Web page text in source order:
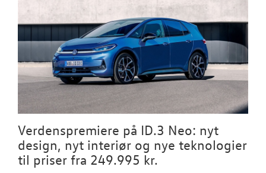
Verdenspremiere på ID.3 Neo: nyt
design, nyt interiør og nye teknologier
til priser fra 249.995 kr.